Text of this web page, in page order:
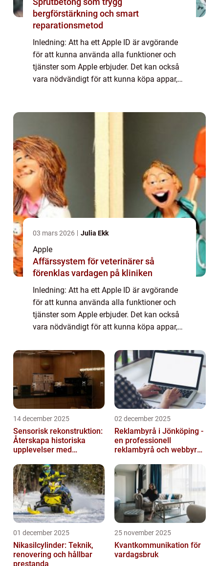
bergförstärkning och smart
reparationsmetod
Inledning: Att ha ett Apple ID är avgörande
för att kunna använda alla funktioner och
tjänster som Apple erbjuder. Det kan också
vara nödvändigt för att kunna köpa appar,
03 mars 2026 Julia Ekk
Apple
Affärssystem för veterinärer så
förenklas vardagen på kliniken
Inledning: Att ha ett Apple ID är avgörande
för att kunna använda alla funktioner och
tjänster som Apple erbjuder. Det kan också
vara nödvändigt för att kunna köpa appar,
från App Store eller iTunes Store. I...
14 december 2025
Sensorisk rekonstruktion:
Återskapa historiska
upplevelser med
02 december 2025
Reklambyrå i Jönköping -
en professionell
reklambyrå och webbyrå
kommunikati...
01 december 2025
Nikasilcylinder: Teknik,
renovering och hållbar
prestanda
25 november 2025
Kvantkommunikation för
vardagsbruk